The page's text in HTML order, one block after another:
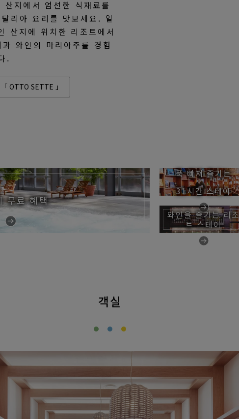
산지에서 엄선한 식재료를
리아 요리를 맛보세요. 일
산지에 위치한 리조트에서
와인의 마리아주를 경험
.
OTTO SETTE 」
무료 혜택
푹 빠져 즐기는
31시간 스테이
와인을 즐기는 리조
트 스테이
객실